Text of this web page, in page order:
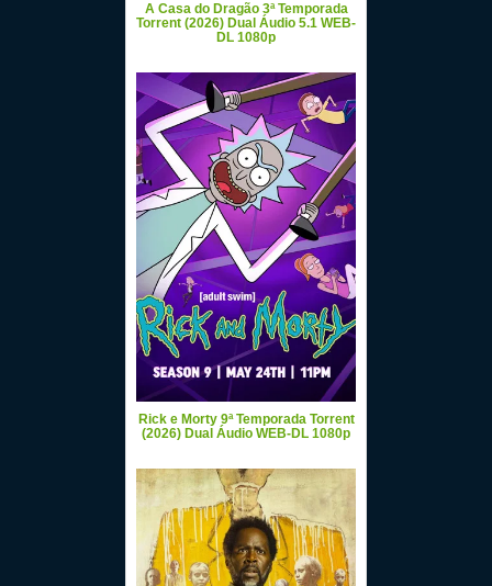
A Casa do Dragão 3ª Temporada
Torrent (2026) Dual Áudio 5.1 WEB-
DL 1080p
Rick e Morty 9ª Temporada Torrent
(2026) Dual Áudio WEB-DL 1080p